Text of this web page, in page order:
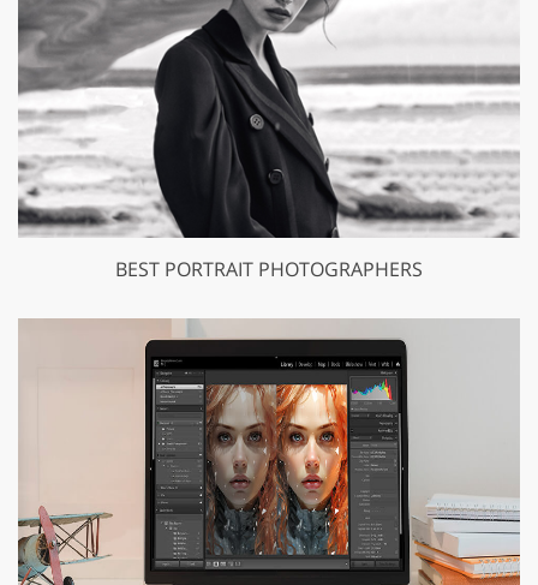
BEST PORTRAIT PHOTOGRAPHERS